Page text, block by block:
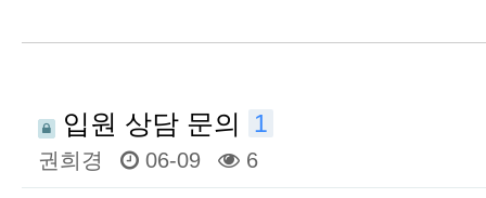
입원 상담 문의 1
권희경 06-09 6